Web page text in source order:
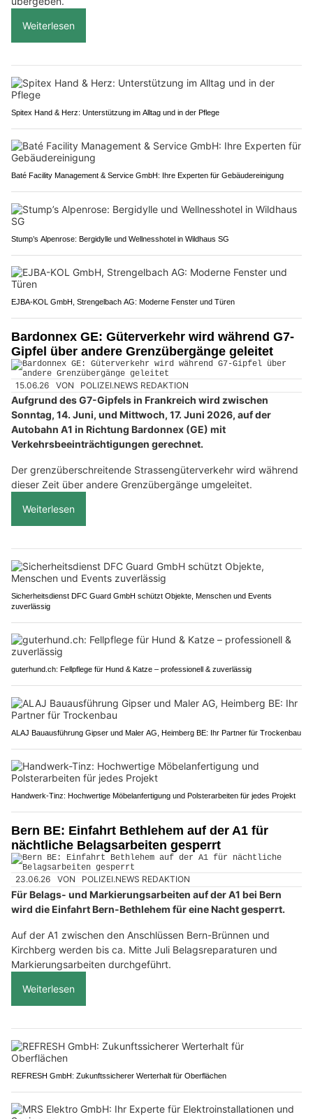
Weiterlesen
Spitex Hand & Herz: Unterstützung im Alltag und in der Pflege
Baté Facility Management & Service GmbH: Ihre Experten für Gebäudereinigung
Stump’s Alpenrose: Bergidylle und Wellnesshotel in Wildhaus SG
EJBA-KOL GmbH, Strengelbach AG: Moderne Fenster und Türen
Bardonnex GE: Güterverkehr wird während G7-
Gipfel über andere Grenzübergänge geleitet
15.06.26 VON POLIZEI.NEWS REDAKTION
Aufgrund des G7-Gipfels in Frankreich wird zwischen
Sonntag, 14. Juni, und Mittwoch, 17. Juni 2026, auf der
Autobahn A1 in Richtung Bardonnex (GE) mit
Verkehrsbeeinträchtigungen gerechnet.
Der grenzüberschreitende Strassengüterverkehr wird während
dieser Zeit über andere Grenzübergänge umgeleitet.
Weiterlesen
Sicherheitsdienst DFC Guard GmbH schützt Objekte, Menschen und Events
zuverlässig
guterhund.ch: Fellpflege für Hund & Katze – professionell & zuverlässig
ALAJ Bauausführung Gipser und Maler AG, Heimberg BE: Ihr Partner für Trockenbau
Handwerk-Tinz: Hochwertige Möbelanfertigung und Polsterarbeiten für jedes Projekt
Bern BE: Einfahrt Bethlehem auf der A1 für
nächtliche Belagsarbeiten gesperrt
23.06.26 VON POLIZEI.NEWS REDAKTION
Für Belags- und Markierungsarbeiten auf der A1 bei Bern
wird die Einfahrt Bern-Bethlehem für eine Nacht gesperrt.
Auf der A1 zwischen den Anschlüssen Bern-Brünnen und
Kirchberg werden bis ca. Mitte Juli Belagsreparaturen und
Markierungsarbeiten durchgeführt.
Weiterlesen
REFRESH GmbH: Zukunftssicherer Werterhalt für Oberflächen